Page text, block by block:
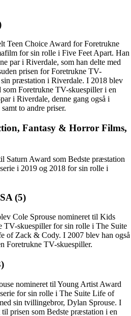
Teen Choice Award for Foretrukne
for sin rolle i Five Feet Apart. Han
par i Riverdale, som han delte med
prisen for Foretrukne TV-
præstation i Riverdale. I 2018 blev
Foretrukne TV-skuespiller i en
i Riverdale, denne gang også i
to andre priser.
Fantasy & Horror Films,
Saturn Award som Bedste præstation
i 2019 og 2018 for sin rolle i
(5)
Cole Sprouse nomineret til Kids
TV-skuespiller for sin rolle i The Suite
of Zack & Cody. I 2007 blev han også
Foretrukne TV-skuespiller.
nomineret til Young Artist Award
for sin rolle i The Suite Life of
sin tvillingebror, Dylan Sprouse. I
prisen som Bedste præstation i en